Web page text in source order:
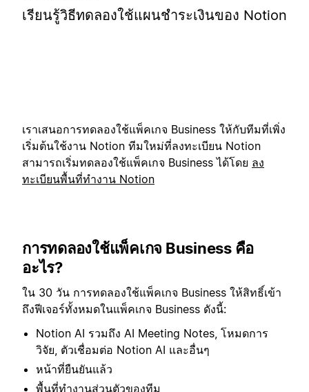
เรียนรู้วิธีทดลองใช้แผนชำระเงินของ Notion
เราเสนอการทดลองใช้แพ็คเกจ Business ให้กับทีมที่เพิ่ง
เริ่มต้นใช้งาน Notion ทีมใหม่ที่ลงทะเบียน Notion
สามารถเริ่มทดลองใช้แพ็คเกจ Business ได้โดย ลง
ทะเบียนพื้นที่ทำงาน Notion
การทดลองใช้แพ็คเกจ Business คือ
อะไร?
ใน 30 วัน การทดลองใช้แพ็คเกจ Business ให้สิทธิ์เข้า
ถึงฟีเจอร์ทั้งหมดในแพ็คเกจ Business ดังนี้:
Notion AI รวมถึง AI Meeting Notes, โหมดการ
วิจัย, ตัวเชื่อมต่อ Notion AI และอื่นๆ
หน้าที่ยืนยันแล้ว
พื้นที่ทำงานส่วนตัวของทีม